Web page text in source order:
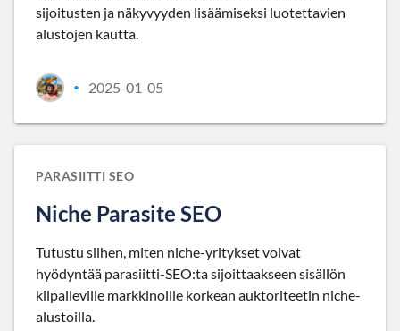
sijoitusten ja näkyvyyden lisäämiseksi luotettavien
alustojen kautta.
• 2025-01-05
PARASIITTI SEO
Niche Parasite SEO
Tutustu siihen, miten niche-yritykset voivat
hyödyntää parasiitti-SEO:ta sijoittaakseen sisällön
kilpaileville markkinoille korkean auktoriteetin niche-
alustoilla.